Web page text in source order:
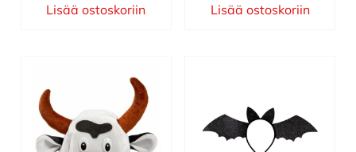
Lisää ostoskoriin Lisää ostoskoriin